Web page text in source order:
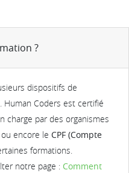
?
dispositifs de
Coders est certifié
charge par des organismes
encore le CPF (Compte
formations.
notre page : Comment